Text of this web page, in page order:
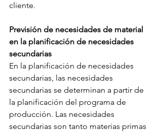
cliente.
Previsión de necesidades de material
en la planificación de necesidades
secundarias
En la planificación de necesidades
secundarias, las necesidades
secundarias se determinan a partir de
la planificación del programa de
producción. Las necesidades
secundarias son tanto materias primas